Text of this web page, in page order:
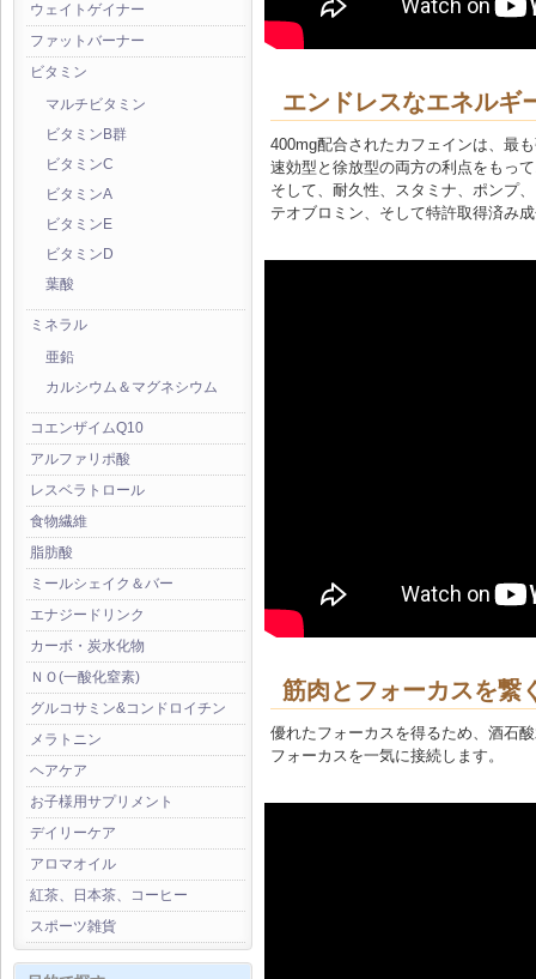
ウェイトゲイナー
ファットバーナー
ビタミン
マルチビタミン
ビタミンB群
ビタミンC
ビタミンA
ビタミンE
ビタミンD
葉酸
ミネラル
亜鉛
カルシウム＆マグネシウム
コエンザイムQ10
アルファリポ酸
レスベラトロール
食物繊維
脂肪酸
ミールシェイク＆バー
エナジードリンク
カーボ・炭水化物
ＮＯ(一酸化窒素)
グルコサミン&コンドロイチン
メラトニン
ヘアケア
お子様用サプリメント
デイリーケア
アロマオイル
紅茶、日本茶、コーヒー
スポーツ雑貨
エンドレスなエネルギ
400mg配合されたカフェインは、最
速効型と徐放型の両方の利点をもっ
そして、耐久性、スタミナ、ポンプ
テオブロミン、そして特許取得済み
筋肉とフォーカスを繋
優れたフォーカスを得るため、酒石
フォーカスを一気に接続します。